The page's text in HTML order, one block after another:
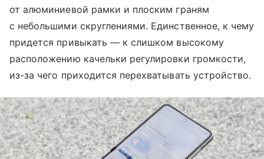
от алюминиевой рамки и плоским граням
с небольшими скруглениями. Единственное, к чему
придется привыкать — к слишком высокому
расположению качельки регулировки громкости,
из-за чего приходится перехватывать устройство.